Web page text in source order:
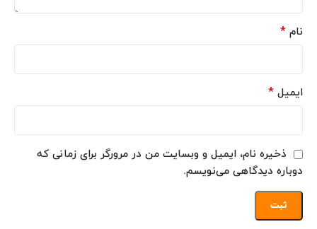
نام *
ایمیل *
ذخیره نام، ایمیل و وبسایت من در مرورگر برای زمانی که
دوباره دیدگاهی می‌نویسم.